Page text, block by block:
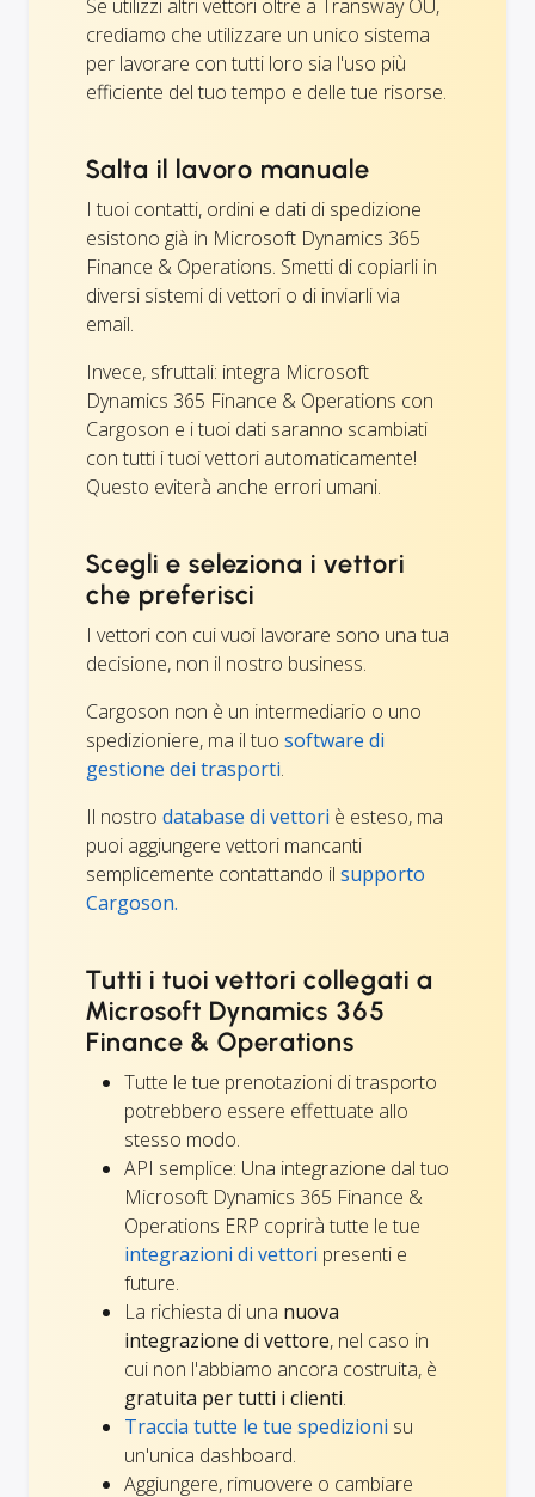
Se utilizzi altri vettori oltre a Transway OÜ,
crediamo che utilizzare un unico sistema
per lavorare con tutti loro sia l'uso più
efficiente del tuo tempo e delle tue risorse.
Salta il lavoro manuale
I tuoi contatti, ordini e dati di spedizione
esistono già in Microsoft Dynamics 365
Finance & Operations. Smetti di copiarli in
diversi sistemi di vettori o di inviarli via
email.
Invece, sfruttali: integra Microsoft
Dynamics 365 Finance & Operations con
Cargoson e i tuoi dati saranno scambiati
con tutti i tuoi vettori automaticamente!
Questo eviterà anche errori umani.
Scegli e seleziona i vettori
che preferisci
I vettori con cui vuoi lavorare sono una tua
decisione, non il nostro business.
Cargoson non è un intermediario o uno
spedizioniere, ma il tuo software di
gestione dei trasporti.
Il nostro database di vettori è esteso, ma
puoi aggiungere vettori mancanti
semplicemente contattando il supporto
Cargoson.
Tutti i tuoi vettori collegati a
Microsoft Dynamics 365
Finance & Operations
Tutte le tue prenotazioni di trasporto
potrebbero essere effettuate allo
stesso modo.
API semplice: Una integrazione dal tuo
Microsoft Dynamics 365 Finance &
Operations ERP coprirà tutte le tue
integrazioni di vettori presenti e
future.
La richiesta di una nuova
integrazione di vettore, nel caso in
cui non l'abbiamo ancora costruita, è
gratuita per tutti i clienti.
Traccia tutte le tue spedizioni su
un'unica dashboard.
Aggiungere, rimuovere o cambiare